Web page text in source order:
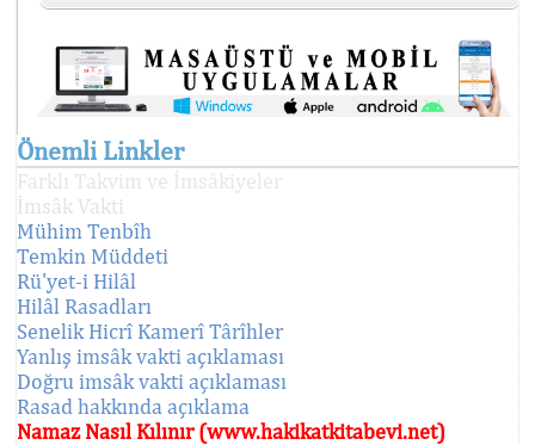
Önemli Linkler
Farklı Takvim ve İmsâkiyeler
İmsâk Vakti
Mühim Tenbîh
Temkin Müddeti
Rü'yet-i Hilâl
Hilâl Rasadları
Senelik Hicrî Kamerî Târîhler
Yanlış imsâk vakti açıklaması
Doğru imsâk vakti açıklaması
Rasad hakkında açıklama
Namaz Nasıl Kılınır (www.hakikatkitabevi.net)